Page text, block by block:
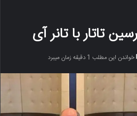
تاتار با تانر آی
خواندن این مطلب 1 دقیقه زمان میبرد